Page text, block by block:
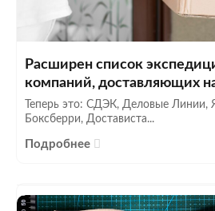
Расширен список
компаний, доставляющих
Теперь это: СДЭК, Деловые Линии,
Боксберри, Достависта...
Подробнее